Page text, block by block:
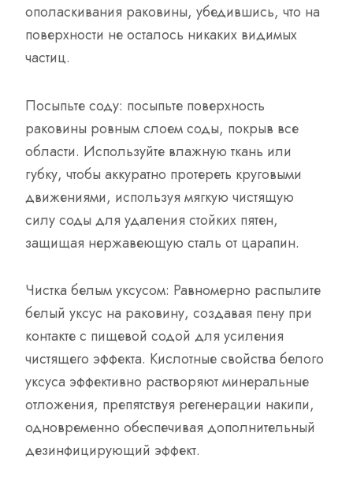
ополаскивания раковины, убедившись, что на
поверхности не осталось никаких видимых
частиц.
Посыпьте соду: посыпьте поверхность
раковины ровным слоем соды, покрыв все
области. Используйте влажную ткань или
губку, чтобы аккуратно протереть круговыми
движениями, используя мягкую чистящую
силу соды для удаления стойких пятен,
защищая нержавеющую сталь от царапин.
Чистка белым уксусом: Равномерно распылите
белый уксус на раковину, создавая пену при
контакте с пищевой содой для усиления
чистящего эффекта. Кислотные свойства белого
уксуса эффективно растворяют минеральные
отложения, препятствуя регенерации накипи,
одновременно обеспечивая дополнительный
дезинфицирующий эффект.